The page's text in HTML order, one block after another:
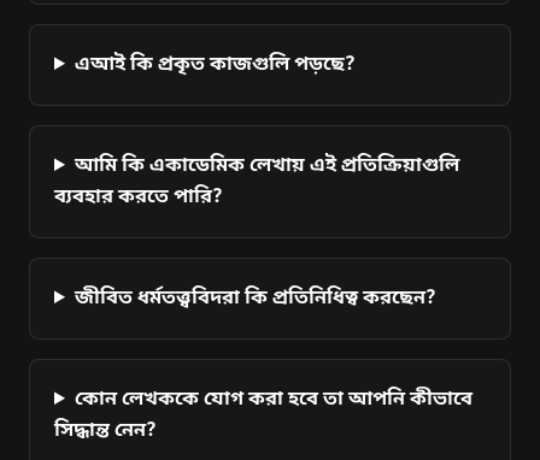
এআই কি প্রকৃত কাজগুলি পড়ছে?
আমি কি একাডেমিক লেখায় এই প্রতিক্রিয়াগুলি
ব্যবহার করতে পারি?
জীবিত ধর্মতত্ত্ববিদরা কি প্রতিনিধিত্ব করছেন?
কোন লেখককে যোগ করা হবে তা আপনি কীভাবে
সিদ্ধান্ত নেন?